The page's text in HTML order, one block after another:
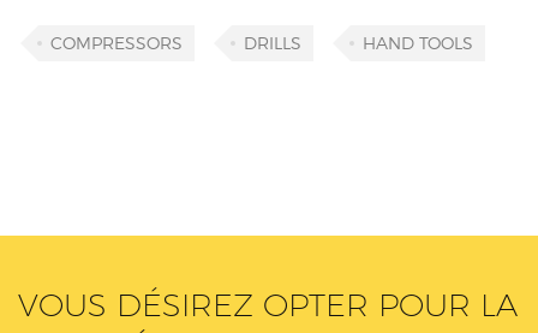
COMPRESSORS DRILLS HAND TOOLS
VOUS DÉSIREZ OPTER POUR LA